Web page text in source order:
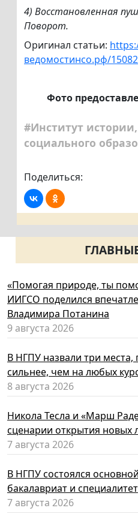
4) Восстановленная
Поворот.
Оригинал статьи:
ведомостинсо.рф/
Фото
#Институт
социального
Поделиться:
«Помогая природе, ты
ИИГСО поделился
Владимира Потанина
9 августа 2026
В НГПУ назвали три места,
сильнее, чем на любых
8 августа 2026
Никола Тесла и «Марш
сценарии открытия новых
7 августа 2026
В НГПУ состоялся
бакалавриат и специалитет
7 августа 2026